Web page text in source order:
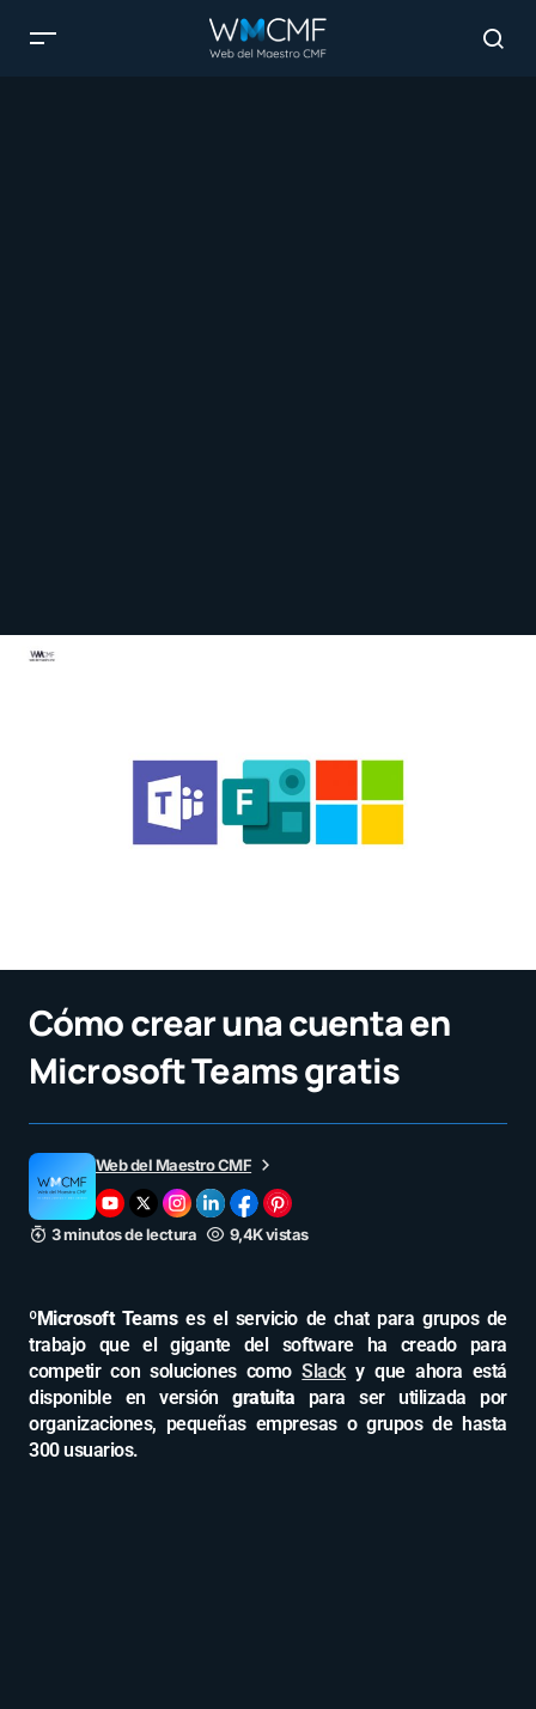
Cómo crear una cuenta en
Microsoft Teams gratis
Web del Maestro CMF
3 minutos de lectura 9,4K vistas
ºMicrosoft Teamses el servicio de chat para grupos de
trabajo que el gigante del software ha creado para
competir con soluciones comoSlacky que ahora está
disponible en versióngratuita para ser utilizada por
organizaciones, pequeñas empresas o grupos de hasta
300 usuarios.